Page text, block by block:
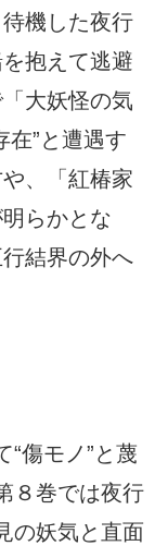
機した夜行
抱えて逃避
大妖怪の気
在”と遭遇す
、「紅椿家
らかとな
結界の外へ
“傷モノ”と蔑
８巻では夜行
の妖気と直面